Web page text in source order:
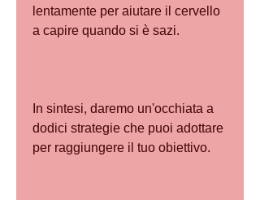
lentamente per aiutare il cervello
a capire quando si è sazi.
In sintesi, daremo un'occhiata a
dodici strategie che puoi adottare
per raggiungere il tuo obiettivo.